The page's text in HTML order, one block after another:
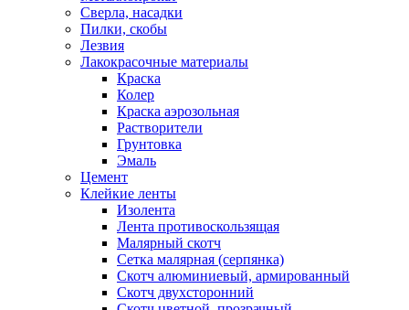
Сверла, насадки
Пилки, скобы
Лезвия
Лакокрасочные материалы
Краска
Колер
Краска аэрозольная
Растворители
Грунтовка
Эмаль
Цемент
Клейкие ленты
Изолента
Лента противоскользящая
Малярный скотч
Сетка малярная (серпянка)
Скотч алюминиевый, армированный
Скотч двухсторонний